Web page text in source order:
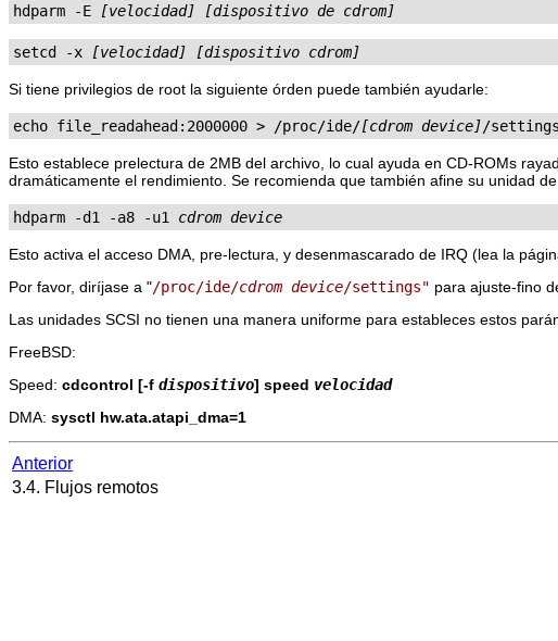
hdparm -E [velocidad] [dispositivo de cdrom]
setcd -x [velocidad] [dispositivo cdrom]
Si tiene privilegios de root la siguiente órden puede también ayudarle:
echo file_readahead:2000000 > /proc/ide/[cdrom device]/settings
Esto establece prelectura de 2MB del archivo, lo cual ayuda en CD-ROMs
dramáticamente el rendimiento. Se recomienda que también afine su unidad
hdparm -d1 -a8 -u1 cdrom device
Esto activa el acceso DMA, pre-lectura, y desenmascarado de IRQ (lea la
Por favor, diríjase a "/proc/ide/cdrom device/settings" para ajuste-fino
Las unidades SCSI no tienen una manera uniforme para estableces estos
FreeBSD:
Speed: cdcontrol [-f dispositivo] speed velocidad
DMA: sysctl hw.ata.atapi_dma=1
Anterior
3.4. Flujos remotos